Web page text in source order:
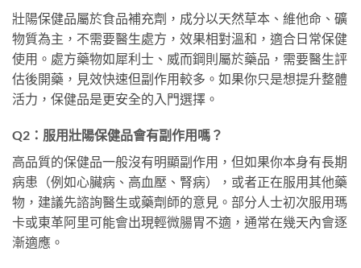
壯陽保健品屬於食品補充劑，成分以天然草本、維他命、礦
物質為主，不需要醫生處方，效果相對溫和，適合日常保健
使用。處方藥物如犀利士、威而鋼則屬於藥品，需要醫生評
估後開藥，見效快速但副作用較多。如果你只是想提升整體
活力，保健品是更安全的入門選擇。
Q2：服用壯陽保健品會有副作用嗎？
高品質的保健品一般沒有明顯副作用，但如果你本身有長期
病患（例如心臟病、高血壓、腎病），或者正在服用其他藥
物，建議先諮詢醫生或藥劑師的意見。部分人士初次服用瑪
卡或東革阿里可能會出現輕微腸胃不適，通常在幾天內會逐
漸適應。